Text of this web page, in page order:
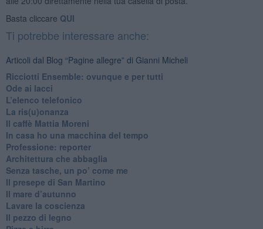
Basta cliccare QUI
Ti potrebbe interessare anche:
Articoli dal Blog “Pagine allegre” di Gianni Micheli
​Ricciotti Ensemble: ovunque e per tutti
Ode ai lacci
​L’elenco telefonico
​La ris(u)onanza
​Il caffè Mattia Moreni
​In casa ho una macchina del tempo
Professione: reporter
Architettura che abbaglia
​Senza tasche, un po’ come me
​Il presepe di San Martino
​Il mare d’autunno
​Lavare la coscienza
​Il pezzo di legno